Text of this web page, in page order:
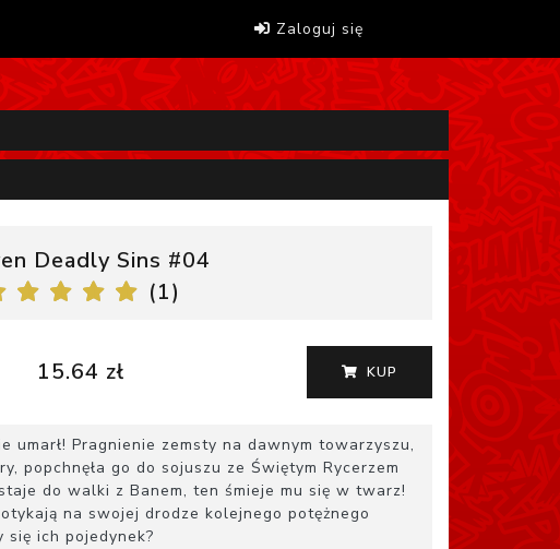
Zaloguj się
Deadly Sins #04
(1)
15.64 zł KUP
umarł! Pragnienie zemsty na dawnym towarzyszu,
popchnęła go do sojuszu ze Świętym Rycerzem
do walki z Banem, ten śmieje mu się w twarz!
na swojej drodze kolejnego potężnego
się ich pojedynek?